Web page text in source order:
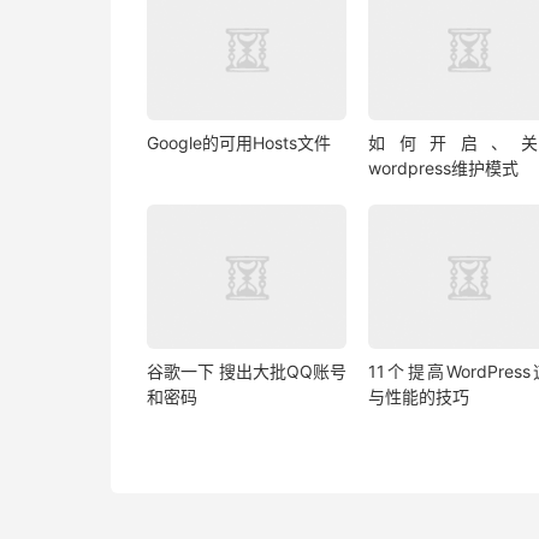
Google的可用Hosts文件
如何开启、
wordpress维护模式
谷歌一下 搜出大批QQ账号
和密码
11个提高WordPress
与性能的技巧